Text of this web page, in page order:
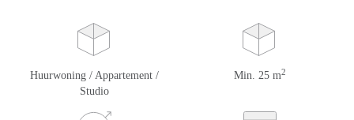
Huurwoning / Appartement /
Studio
Min. 25 m2